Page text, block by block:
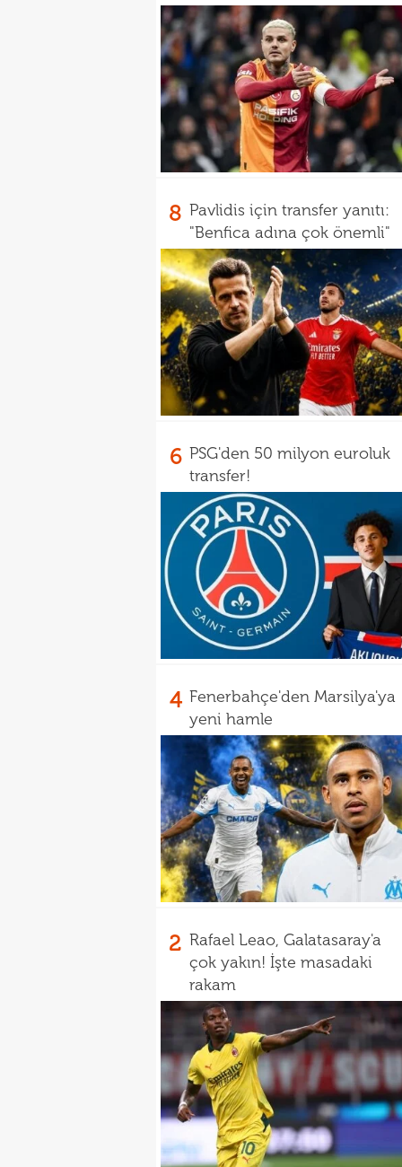
8 Pavlidis için transfer yanıtı:
"Benfica adına çok önemli"
6 PSG'den 50 milyon euroluk
transfer!
4 Fenerbahçe'den Marsilya'ya
yeni hamle
2 Rafael Leao, Galatasaray'a
çok yakın! İşte masadaki
rakam